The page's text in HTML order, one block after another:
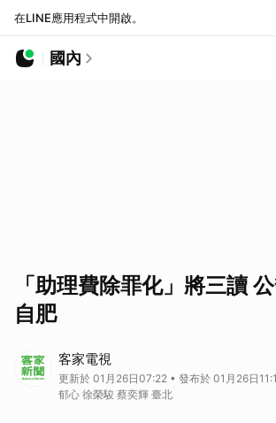
在LINE應用程式中開啟。
國內
「助理費除罪化」將三讀
自肥
客家電視
更新於 01月26日07:22 • 發布於 01月26日
郁心 徐榮駿 蔡奕輝 臺北